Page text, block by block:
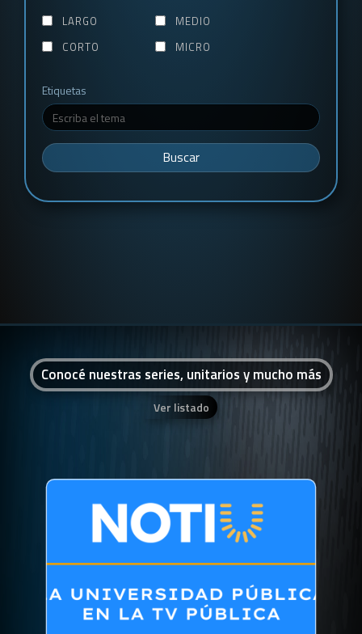
LARGO
MEDIO
CORTO
MICRO
Etiquetas
Buscar
Conocé nuestras series, unitarios y mucho más
Ver listado